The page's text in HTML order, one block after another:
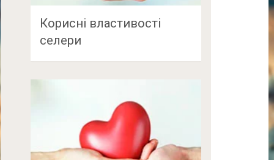
Корисні властивості
селери